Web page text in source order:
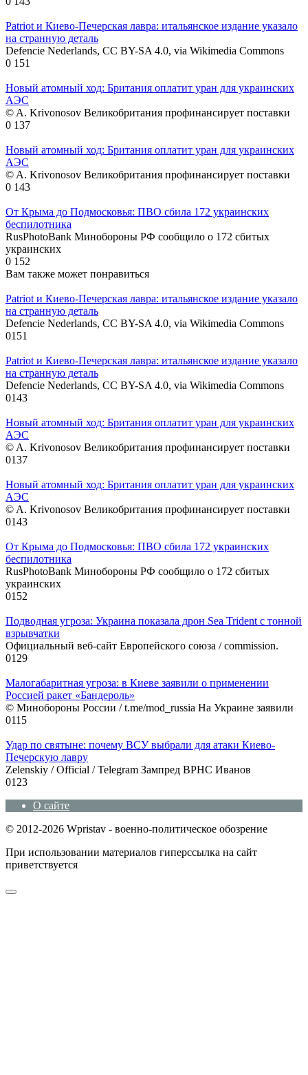
Patriot и Киево-Печерская лавра: итальянское издание указало
на странную деталь
Defencie Nederlands, CC BY-SA 4.0, via Wikimedia Commons
0 151
Новый атомный ход: Британия оплатит уран для украинских
АЭС
© A. Krivonosov Великобритания профинансирует поставки
0 137
Новый атомный ход: Британия оплатит уран для украинских
АЭС
© A. Krivonosov Великобритания профинансирует поставки
0 143
От Крыма до Подмосковья: ПВО сбила 172 украинских
беспилотника
RusPhotoBank Минобороны РФ сообщило о 172 сбитых
украинских
0 152
Вам также может понравиться
Patriot и Киево-Печерская лавра: итальянское издание указало
на странную деталь
Defencie Nederlands, CC BY-SA 4.0, via Wikimedia Commons
0151
Patriot и Киево-Печерская лавра: итальянское издание указало
на странную деталь
Defencie Nederlands, CC BY-SA 4.0, via Wikimedia Commons
0143
Новый атомный ход: Британия оплатит уран для украинских
АЭС
© A. Krivonosov Великобритания профинансирует поставки
0137
Новый атомный ход: Британия оплатит уран для украинских
АЭС
© A. Krivonosov Великобритания профинансирует поставки
0143
От Крыма до Подмосковья: ПВО сбила 172 украинских
беспилотника
RusPhotoBank Минобороны РФ сообщило о 172 сбитых
украинских
0152
Подводная угроза: Украина показала дрон Sea Trident с тонной
взрывчатки
Официальный веб-сайт Европейского союза / commission.
0129
Малогабаритная угроза: в Киеве заявили о применении
Россией ракет «Бандероль»
© Минобороны России / t.me/mod_russia На Украине заявили
0115
Удар по святыне: почему ВСУ выбрали для атаки Киево-
Печерскую лавру
Zеlеnskiу / Оfficiаl / Telegram Зампред ВРНС Иванов
0123
О сайте
© 2012-2026 Wpristav - военно-политическое обозрение
При использовании материалов гиперссылка на сайт
приветствуется